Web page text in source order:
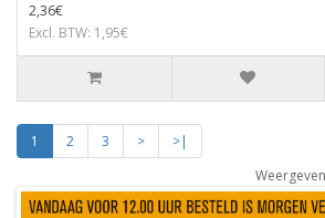
2,36€
Excl. BTW: 1,95€
1 2 3 >
>|